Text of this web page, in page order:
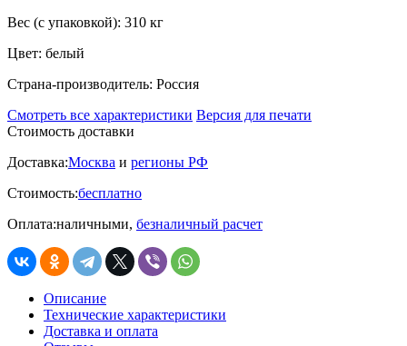
Вес (с упаковкой): 310 кг
Цвет: белый
Страна-производитель: Россия
Смотреть все характеристики Версия для печати
Стоимость доставки
Доставка:Москва и регионы РФ
Стоимость:бесплатно
Оплата:наличными, безналичный расчет
Описание
Технические характеристики
Доставка и оплата